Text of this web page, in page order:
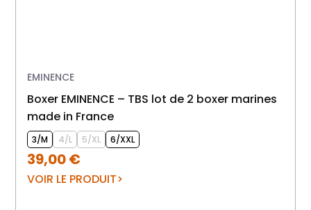
EMINENCE
Boxer EMINENCE – TBS lot de 2 boxer marines
made in France
3/M 4/L 5/XL 6/XXL
39,00€
VOIR LE PRODUIT